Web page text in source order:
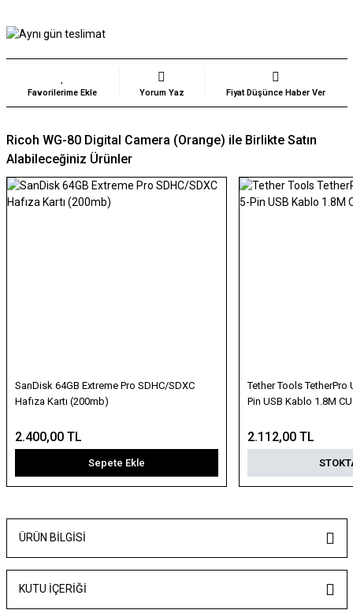
Yorum Yaz Fiyat Düşünce Haber Ver
Ricoh WG-80 Digital Camera (Orange) ile Birlikte Satın
Alabileceğiniz Ürünler
SanDisk 64GB Extreme Pro SDHC/SDXC
Hafıza Kartı (200mb)
2.400,00 TL
Sepete Ekle
Tether Tools TetherPro
Pin USB Kablo 1.8M
2.112,00 TL
ÜRÜN BILGISI
KUTU İÇERİĞİ